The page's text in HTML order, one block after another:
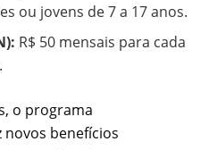
ou jovens de 7 a 17 anos.
R$ 50 mensais para cada
o programa
benefícios